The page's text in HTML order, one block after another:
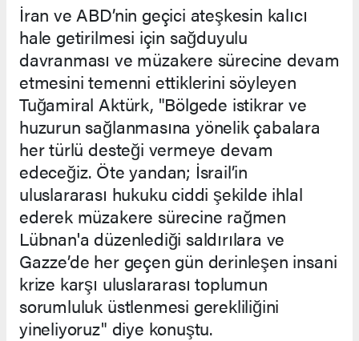
İran ve ABD’nin geçici ateşkesin kalıcı
hale getirilmesi için sağduyulu
davranması ve müzakere sürecine devam
etmesini temenni ettiklerini söyleyen
Tuğamiral Aktürk, "Bölgede istikrar ve
huzurun sağlanmasına yönelik çabalara
her türlü desteği vermeye devam
edeceğiz. Öte yandan; İsrail’in
uluslararası hukuku ciddi şekilde ihlal
ederek müzakere sürecine rağmen
Lübnan'a düzenlediği saldırılara ve
Gazze’de her geçen gün derinleşen insani
krize karşı uluslararası toplumun
sorumluluk üstlenmesi gerekliliğini
yineliyoruz" diye konuştu.